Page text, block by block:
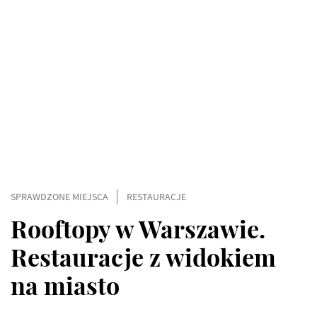
SPRAWDZONE MIEJSCA RESTAURACJE
Rooftopy w Warszawie.
Restauracje z widokiem
na miasto